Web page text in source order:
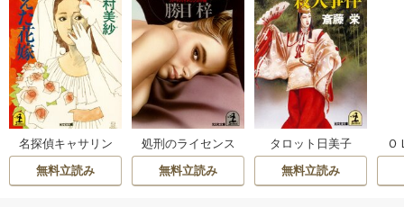
名探偵キャサリン
無料立読み
処刑のライセンス
無料立読み
タロット日美子
無料立読み
Ｏ